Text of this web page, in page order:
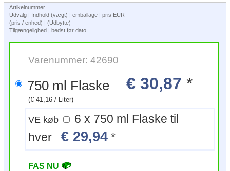
Artikelnummer
Udvalg | Indhold (vægt) | emballage | pris EUR
(pris / enhed) | (Udbytte)
Tilgængelighed | bedst før dato
Varenummer: 42690
750 ml Flaske € 30,87 *
(€ 41,16 / Liter)
VE køb
6 x 750 ml Flaske til
hver€ 29,94 *
FAS NU